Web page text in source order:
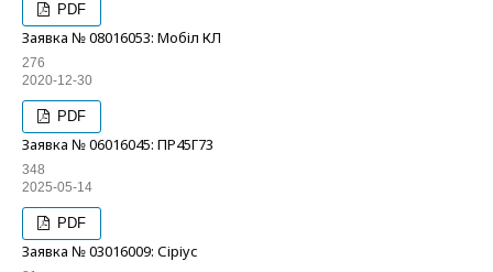
PDF
Заявка № 08016053: Мобіл КЛ
276
2020-12-30
PDF
Заявка № 06016045: ПР45Г73
348
2025-05-14
PDF
Заявка № 03016009: Сіріус